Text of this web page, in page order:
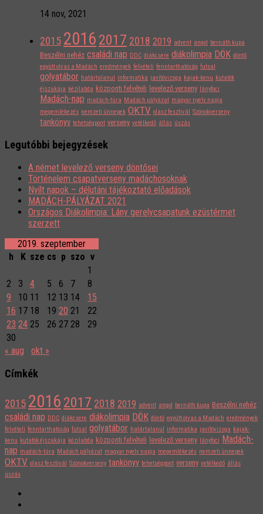
14 nov, 2021
2015 2016 2017 2018 2019 advent angol bernáth kupa
Beszélni nehéz családi nap DDC diákcsere diákolimpia DÖK döntő
együtt olvas a Madách eredmények felvételi fenntarthatóság futsal
golyatábor határtalanul informatika javítóvizsga kajak-kenu kutatók
éjszakája kézilabda központi felvételi levelező verseny lányfoci
Madách-nap madách-túra Madách pályázat magyar nyelv napja
megemlékezés nemzeti ünnepek OKTV olasz fesztivál Szónokverseny
tankönyv tehetségpont verseny vetélkedő állás úszás
Legutóbbi bejegyzések
A német levelező verseny döntősei
Történelem csapatverseny madáchosoknak
Nyílt napok – délutáni tájékoztató előadások
MADÁCH-PÁLYÁZAT 2021
Országos Diákolimpia: Lány gerelycsapatunk ezüstérmet
szerzett
2019. szeptember
h
K sze cs p szo v
1
2
3 4 5 6 7
8
9
10 11 12 13 14
15
16 17 18 19 20 21
22
23 24 25 26 27 28
29
30
« aug
okt »
Címkék
2015 2016 2017 2018 2019 advent angol bernáth kupa Beszélni nehéz
családi nap DDC diákcsere diákolimpia DÖK döntő együtt olvas a Madách eredmények
felvételi fenntarthatóság futsal golyatábor határtalanul informatika javítóvizsga kajak-
kenu kutatók éjszakája kézilabda központi felvételi levelező verseny lányfoci Madách-
nap madách-túra Madách pályázat magyar nyelv napja megemlékezés nemzeti ünnepek
OKTV olasz fesztivál Szónokverseny tankönyv tehetségpont verseny vetélkedő állás
úszás